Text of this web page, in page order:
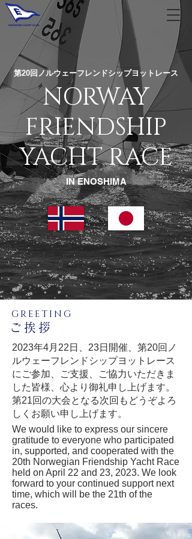
第20回ノルウェーフレンドシップヨットレース
NORWAY
FRIENDSHIP
YACHT RACE
IN ENOSHIMA
ご挨拶
GREETING
2023年4月22日、23日開催、第20回ノ
ルウェーフレンドシップヨットレース
にご参加、ご支援、ご協力いただきま
した皆様、心より御礼申し上げます。
第21回の大会となる次回もどうぞよろ
しくお願い申し上げます。
We would like to express our sincere
gratitude to everyone who participated
in, supported, and cooperated with the
20th Norwegian Friendship Yacht Race
held on April 22 and 23, 2023. We look
forward to your continued support next
time, which will be the 21th of the
races.